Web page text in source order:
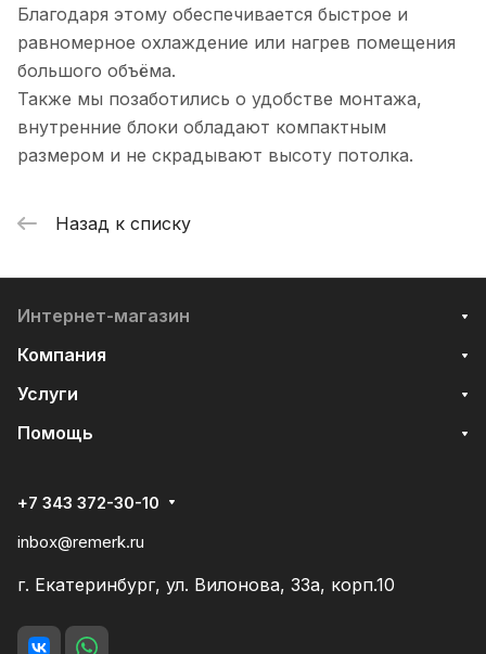
Благодаря этому обеспечивается быстрое и
равномерное охлаждение или нагрев помещения
большого объёма.
Также мы позаботились о удобстве монтажа,
внутренние блоки обладают компактным
размером и не скрадывают высоту потолка.
Назад к списку
Интернет-магазин
Компания
Услуги
Помощь
+7 343 372-30-10
inbox@remerk.ru
г. Екатеринбург, ул. Вилонова, 33а, корп.10